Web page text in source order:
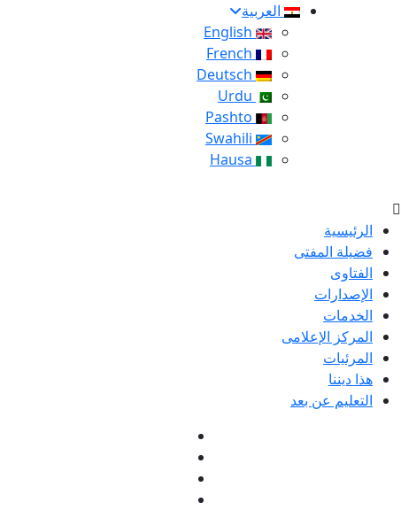
العربية
الرئيسية
فضيلة المفتى
الفتاوى
الإصدارات
الخدمات
المركز الإعلامى
المرئيات
هذا ديننا
التعليم عن بعد